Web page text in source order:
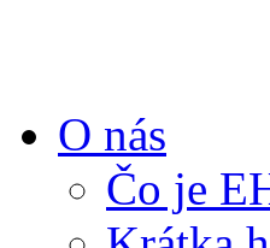
O nás
Čo je